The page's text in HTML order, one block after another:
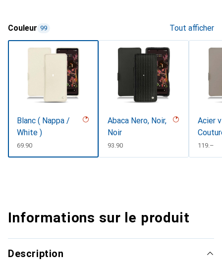
Couleur 99 Tout afficher
Blanc ( Nappa /
White )
CHF
69.90
Abaca Nero, Noir,
Noir
CHF
93.90
Acier
CHF
119.–
Informations sur le produit
Description